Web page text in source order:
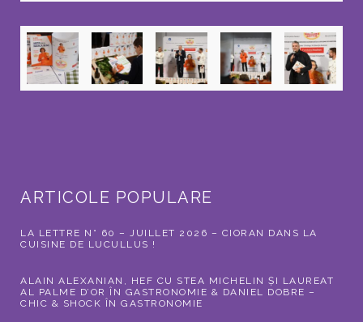
ARTICOLE POPULARE
LA LETTRE N° 60 – JUILLET 2026 – CIORAN DANS LA
CUISINE DE LUCULLUS !
ALAIN ALEXANIAN, HEF CU STEA MICHELIN ȘI LAUREAT
AL PALME D’OR ÎN GASTRONOMIE & DANIEL DOBRE –
CHIC & SHOCK ÎN GASTRONOMIE